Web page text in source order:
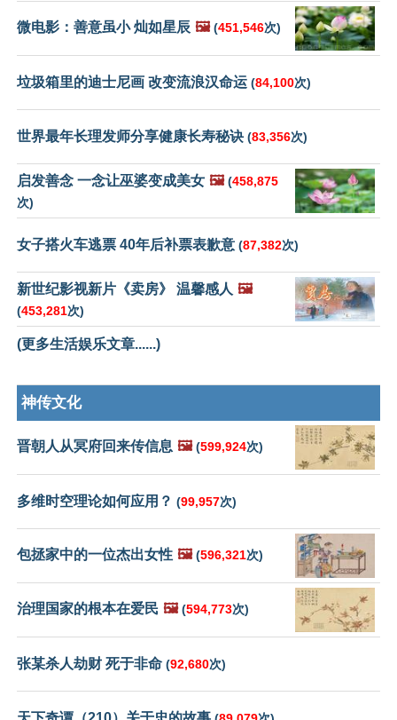
微电影：善意虽小 灿如星辰 🖼️ (451,546次)
垃圾箱里的迪士尼画 改变流浪汉命运 (84,100次)
世界最年长理发师分享健康长寿秘诀 (83,356次)
启发善念 一念让巫婆变成美女 🖼️ (458,875
次)
女子搭火车逃票 40年后补票表歉意 (87,382次)
新世纪影视新片《卖房》 温馨感人 🖼️
(453,281次)
(更多生活娱乐文章......)
神传文化
晋朝人从冥府回来传信息 🖼️ (599,924次)
多维时空理论如何应用？ (99,957次)
包拯家中的一位杰出女性 🖼️ (596,321次)
治理国家的根本在爱民 🖼️ (594,773次)
张某杀人劫财 死于非命 (92,680次)